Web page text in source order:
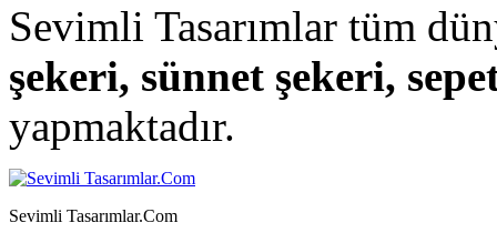
Sevimli Tasarımlar tüm
şekeri, sünnet şekeri,
yapmaktadır.
Sevimli Tasarımlar.Com